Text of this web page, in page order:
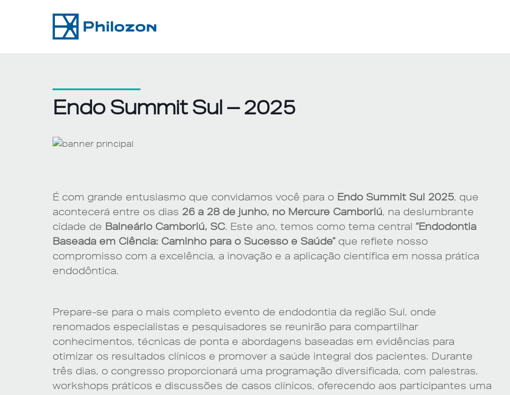
Endo Summit Sul – 2025
É com grande entusiasmo que convidamos você para o Endo Summit Sul 2025, que
acontecerá entre os dias 26 a 28 de junho, no Mercure Camboriú, na deslumbrante
cidade de Balneário Camboriú, SC. Este ano, temos como tema central “Endodontia
Baseada em Ciência: Caminho para o Sucesso e Saúde” que reflete nosso
compromisso com a excelência, a inovação e a aplicação científica em nossa prática
endodôntica.
Prepare-se para o mais completo evento de endodontia da região Sul, onde
renomados especialistas e pesquisadores se reunirão para compartilhar
conhecimentos, técnicas de ponta e abordagens baseadas em evidências para
otimizar os resultados clínicos e promover a saúde integral dos pacientes. Durante
três dias, o congresso proporcionará uma programação diversificada, com palestras,
workshops práticos e discussões de casos clínicos, oferecendo aos participantes uma